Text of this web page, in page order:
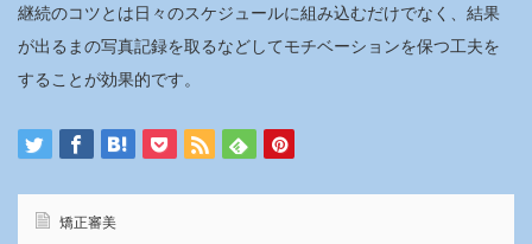
継続のコツとは日々のスケジュールに組み込むだけでなく、結果
が出るまの写真記録を取るなどしてモチベーションを保つ工夫を
することが効果的です。
矯正審美